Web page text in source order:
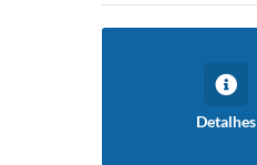
Detalhes